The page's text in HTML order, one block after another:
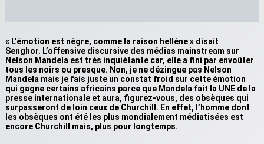
« L’émotion est nègre, comme la raison hellène » disait
Senghor. L’offensive discursive des médias mainstream sur
Nelson Mandela est très inquiétante car, elle a fini par envoûter
tous les noirs ou presque. Non, je ne dézingue pas Nelson
Mandela mais je fais juste un constat froid sur cette émotion
qui gagne certains africains parce que Mandela fait la UNE de la
presse internationale et aura, figurez-vous, des obsèques qui
surpasseront de loin ceux de Churchill. En effet, l’homme dont
les obsèques ont été les plus mondialement médiatisées est
encore Churchill mais, plus pour longtemps.